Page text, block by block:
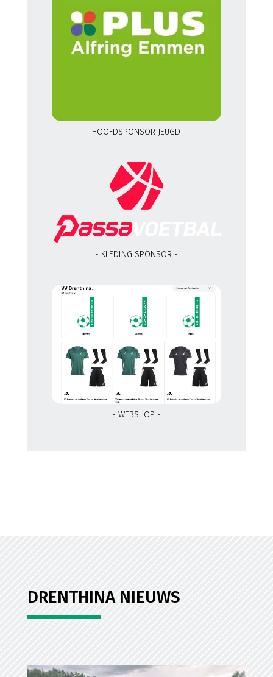
- HOOFDSPONSOR JEUGD -
- KLEDING SPONSOR -
- WEBSHOP -
DRENTHINA NIEUWS